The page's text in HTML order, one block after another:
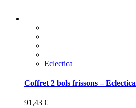
Eclectica
Coffret 2 bols frissons – Eclectica
91,43 €